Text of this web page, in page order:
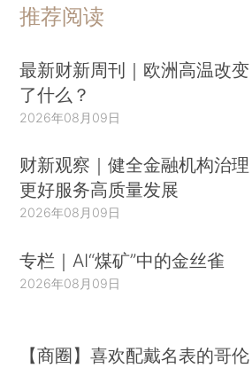
推荐阅读
最新财新周刊｜欧洲高温改变
了什么？
2026年08月09日
财新观察｜健全金融机构治理
更好服务高质量发展
2026年08月09日
专栏｜AI“煤矿”中的金丝雀
2026年08月09日
【商圈】喜欢配戴名表的哥伦